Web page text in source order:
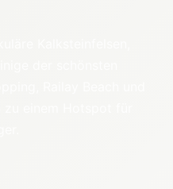
der schönsten
Railay Beach und